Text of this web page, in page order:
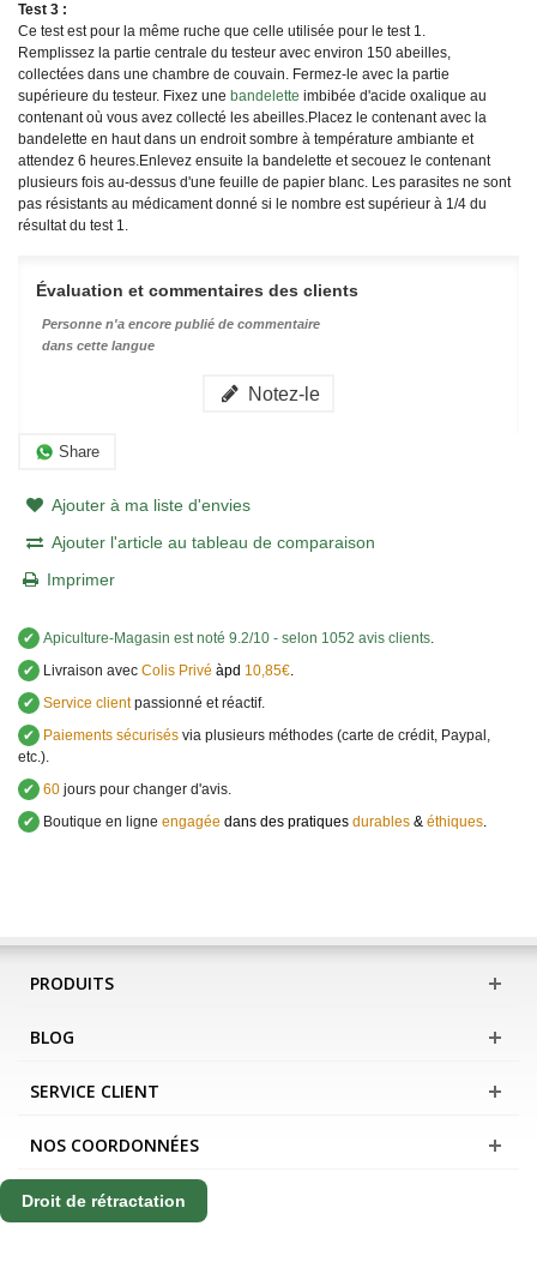
Test 3 :
Ce test est pour la même ruche que celle utilisée pour le test 1.
Remplissez la partie centrale du testeur avec environ 150 abeilles,
collectées dans une chambre de couvain. Fermez-le avec la partie
supérieure du testeur. Fixez une bandelette imbibée d'acide oxalique au
contenant où vous avez collecté les abeilles.Placez le contenant avec la
bandelette en haut dans un endroit sombre à température ambiante et
attendez 6 heures.Enlevez ensuite la bandelette et secouez le contenant
plusieurs fois au-dessus d'une feuille de papier blanc. Les parasites ne sont
pas résistants au médicament donné si le nombre est supérieur à 1/4 du
résultat du test 1.
Évaluation et commentaires des clients
Personne n'a encore publié de commentaire
dans cette langue
Notez-le
Share
Ajouter à ma liste d'envies
Ajouter l'article au tableau de comparaison
Imprimer
✔ Apiculture-Magasin est noté 9.2/10 - selon 1052 avis clients.
✔
Livraison avec Colis Privé àpd 10,85€.
✔ Service clientpassionné et réactif.
✔
Paiements sécurisés via plusieurs méthodes (carte de crédit, Paypal,
etc.).
✔ 60 jours pour changer d'avis.
✔
Boutique en ligne engagée dans des pratiques durables & éthiques.
PRODUITS
BLOG
SERVICE CLIENT
NOS COORDONNÉES
Droit de rétractation